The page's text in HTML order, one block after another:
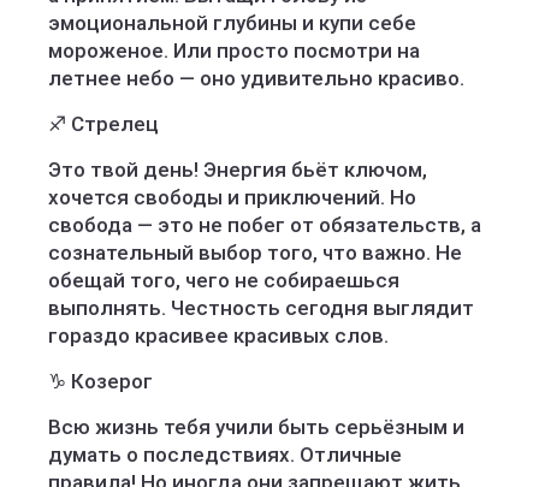
эмоциональной глубины и купи себе
мороженое. Или просто посмотри на
летнее небо — оно удивительно красиво.
♐ Стрелец
Это твой день! Энергия бьёт ключом,
хочется свободы и приключений. Но
свобода — это не побег от обязательств, а
сознательный выбор того, что важно. Не
обещай того, чего не собираешься
выполнять. Честность сегодня выглядит
гораздо красивее красивых слов.
♑ Козерог
Всю жизнь тебя учили быть серьёзным и
думать о последствиях. Отличные
правила! Но иногда они запрещают жить.